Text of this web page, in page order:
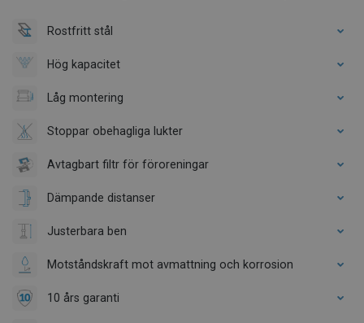
Rostfritt stål
Hög kapacitet
Låg montering
Stoppar obehagliga lukter
Avtagbart filtr för föroreningar
Dämpande distanser
Justerbara ben
Motståndskraft mot avmattning och korrosion
10 års garanti